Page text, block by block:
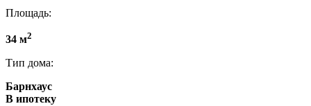
Площадь:
34 м2
Тип дома:
Барнхаус
В ипотеку